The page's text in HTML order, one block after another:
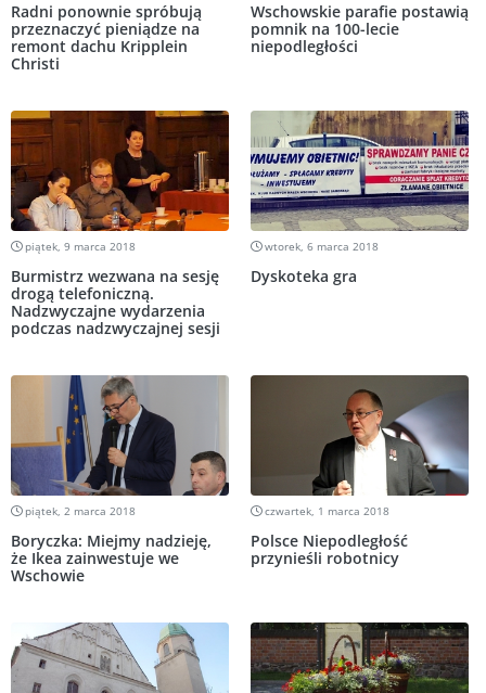
Radni ponownie spróbują
przeznaczyć pieniądze na
remont dachu Kripplein
Christi
Wschowskie parafie postawią
pomnik na 100-lecie
niepodległości
piątek, 9 marca 2018
Burmistrz wezwana na sesję
drogą telefoniczną.
Nadzwyczajne wydarzenia
podczas nadzwyczajnej sesji
wtorek, 6 marca 2018
Dyskoteka gra
piątek, 2 marca 2018
Boryczka: Miejmy nadzieję,
że Ikea zainwestuje we
Wschowie
czwartek, 1 marca 2018
Polsce Niepodległość
przynieśli robotnicy